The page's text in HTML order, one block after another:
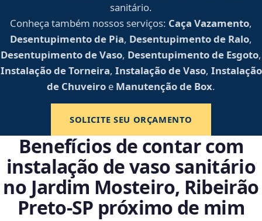
sanitário.
Conheça também nossos serviços: Caça Vazamento,
Desentupimento de Pia, Desentupimento de Ralo,
Desentupimento de Vaso, Desentupimento de Esgoto,
Instalação de Torneira, Instalação de Vaso, Instalação
de Chuveiro e Manutenção de Box.
SOLICITE SEU ORÇAMENTO
Benefícios de contar com
instalação de vaso sanitário
no Jardim Mosteiro, Ribeirão
Preto‑SP próximo de mim